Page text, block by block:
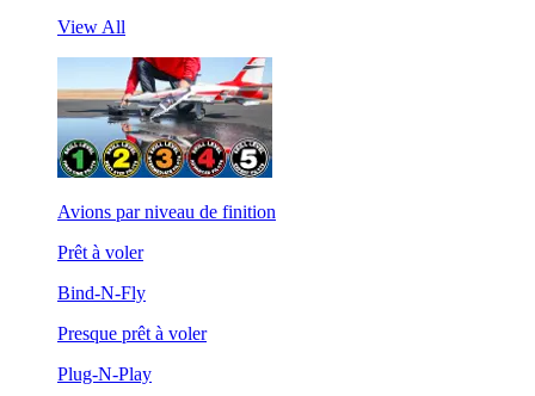
View All
Avions par niveau de finition
Prêt à voler
Bind-N-Fly
Presque prêt à voler
Plug-N-Play